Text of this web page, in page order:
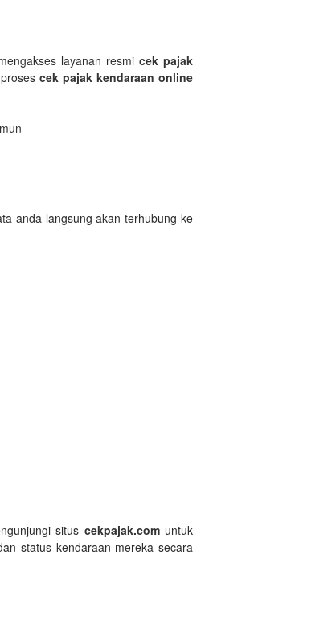
layanan resmi cek pajak
cek pajak kendaraan online
anda langsung akan terhubung ke
situs cekpajak.comuntuk
status kendaraan mereka secara